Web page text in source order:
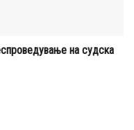
на судска